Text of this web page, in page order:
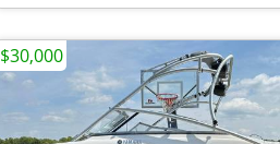
$30,000